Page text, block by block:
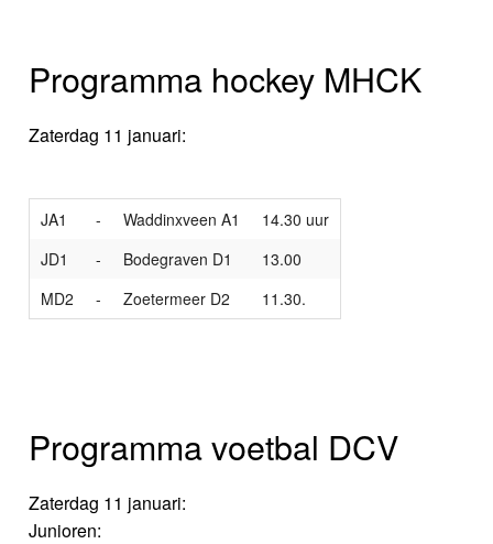
Programma hockey MHCK
Zaterdag 11 januari:
JA1 - Waddinxveen A1
14.30 uur
JD1
- Bodegraven D1
13.00
MD2
- Zoetermeer D2 11.30.
Programma voetbal DCV
Zaterdag 11 januari:
Junioren: